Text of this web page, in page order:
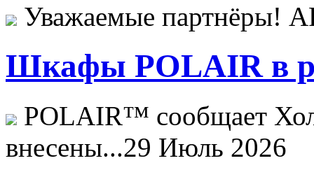
Уважаемые
Шкафы POLAIR в
POLAIR™ сообщает
внесены...29 Июль 2026